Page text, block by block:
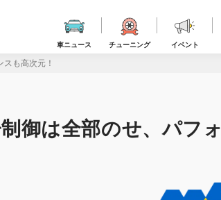
車ニュース チューニング イベント
も高次元！
御は全部のせ、パフォ